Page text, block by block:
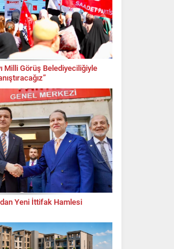
Milli Görüş Belediyeciliğiyle
Yeni İttifak Hamlesi